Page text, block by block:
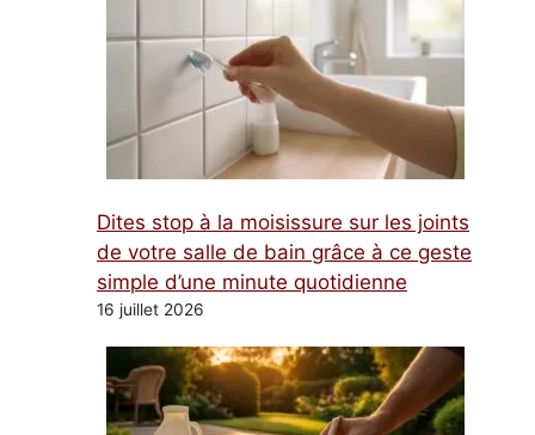
Dites stop à la moisissure sur les joints
de votre salle de bain grâce à ce geste
simple d’une minute quotidienne
16 juillet 2026